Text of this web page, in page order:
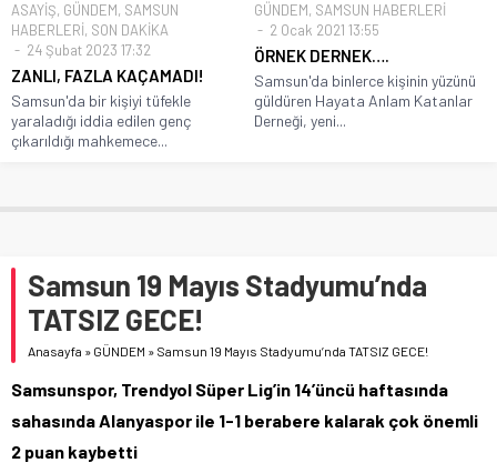
ASAYİŞ, GÜNDEM, SAMSUN
HABERLERİ, SON DAKİKA
24 Şubat 2023 17:32
ZANLI, FAZLA KAÇAMADI!
Samsun'da bir kişiyi tüfekle
yaraladığı iddia edilen genç
çıkarıldığı mahkemece...
GÜNDEM, SAMSUN HABERLERİ
2 Ocak 2021 13:55
ÖRNEK DERNEK….
Samsun'da binlerce kişinin yüzünü
güldüren Hayata Anlam Katanlar
Derneği, yeni...
Samsun 19 Mayıs Stadyumu’nda
TATSIZ GECE!
Anasayfa » GÜNDEM » Samsun 19 Mayıs Stadyumu’nda TATSIZ GECE!
Samsunspor, Trendyol Süper Lig’in 14’üncü haftasında
sahasında Alanyaspor ile 1-1 berabere kalarak çok önemli
2 puan kaybetti